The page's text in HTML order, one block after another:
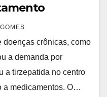
doenças crônicas, como
a demanda por
a tirzepatida no centro
a medicamentos. O…